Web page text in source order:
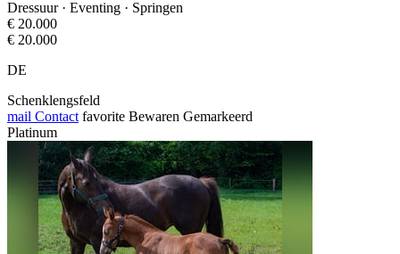
Dressuur · Eventing · Springen
€ 20.000
€ 20.000
DE
Schenklengsfeld
mail Contact favorite Bewaren Gemarkeerd
Platinum